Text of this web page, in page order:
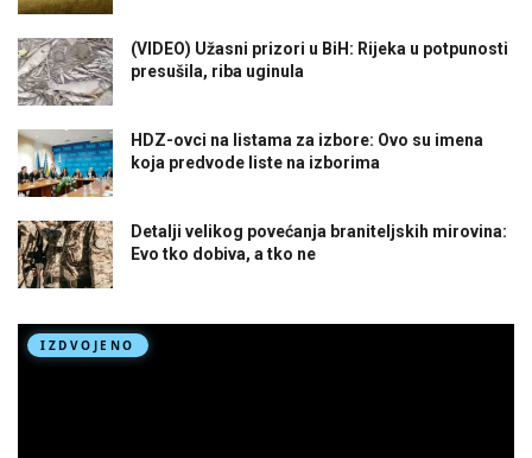
(VIDEO) Užasni prizori u BiH: Rijeka u potpunosti
presušila, riba uginula
HDZ-ovci na listama za izbore: Ovo su imena
koja predvode liste na izborima
Detalji velikog povećanja braniteljskih mirovina:
Evo tko dobiva, a tko ne